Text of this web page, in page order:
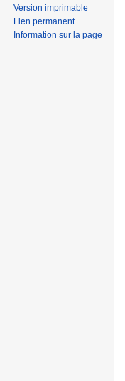
Version imprimable
Lien permanent
Information sur la page